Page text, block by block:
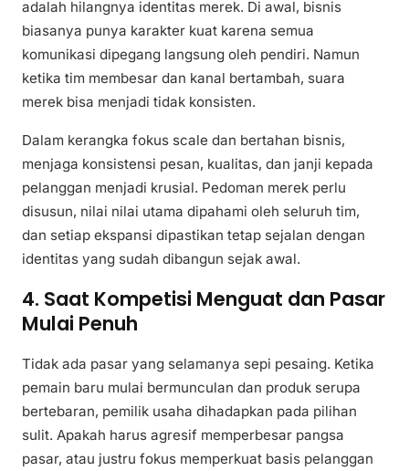
adalah hilangnya identitas merek. Di awal, bisnis
biasanya punya karakter kuat karena semua
komunikasi dipegang langsung oleh pendiri. Namun
ketika tim membesar dan kanal bertambah, suara
merek bisa menjadi tidak konsisten.
Dalam kerangka fokus scale dan bertahan bisnis,
menjaga konsistensi pesan, kualitas, dan janji kepada
pelanggan menjadi krusial. Pedoman merek perlu
disusun, nilai nilai utama dipahami oleh seluruh tim,
dan setiap ekspansi dipastikan tetap sejalan dengan
identitas yang sudah dibangun sejak awal.
4. Saat Kompetisi Menguat dan Pasar
Mulai Penuh
Tidak ada pasar yang selamanya sepi pesaing. Ketika
pemain baru mulai bermunculan dan produk serupa
bertebaran, pemilik usaha dihadapkan pada pilihan
sulit. Apakah harus agresif memperbesar pangsa
pasar, atau justru fokus memperkuat basis pelanggan